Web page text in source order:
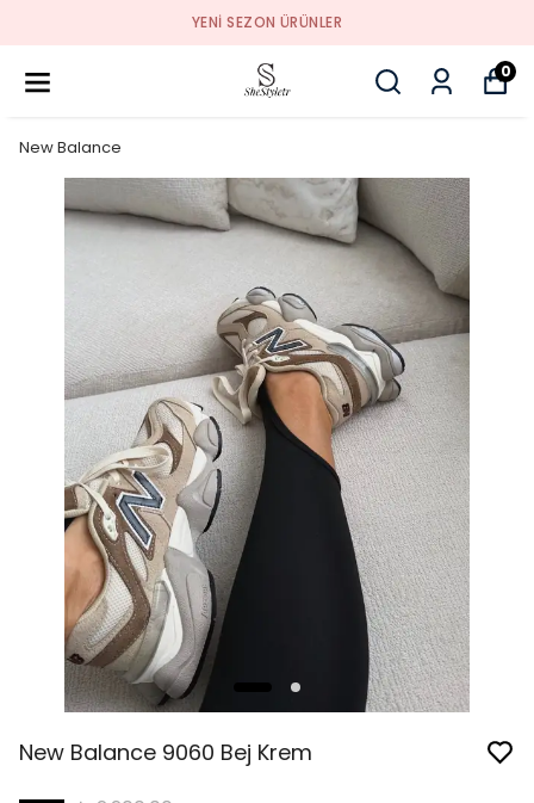
YENI SEZON ÜRÜNLER
0
New Balance
New Balance 9060 Bej Krem